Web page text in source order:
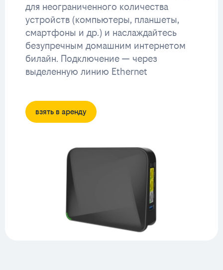
для неограниченного количества
устройств (компьютеры, планшеты,
смартфоны и др.) и наслаждайтесь
безупречным домашним интернетом
билайн. Подключение — через
выделенную линию Ethernet
взять в аренду